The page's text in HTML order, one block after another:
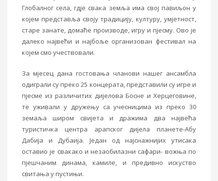
Глобалног села, гдје свака земља има свој павиљон у
којем представља своју традицију, културу, умјетност,
старе занате, домаће производе, игру и пјесму. Ово је
далеко највећи и најбоље организован фестивал на
којем смо учествовали.
За мјесец дана гостовања чланови нашег ансамбла
одиграли су преко 25 концерата, представили су игре и
пјесме из различитих дијелова Босне и Херцеговине,
те уживали у дружењу са учесницима из преко 30
земаља широм свијета и дражима два највећа
туристичка центра арапског дијела планете-Абу
Дабија и Дубаија. Један од најснажнијих утисака
оставио је свакако и незаобилазни сафари- вожња по
пјешчаним динама, камиле, и предивно искуство
свитања у пустињи.